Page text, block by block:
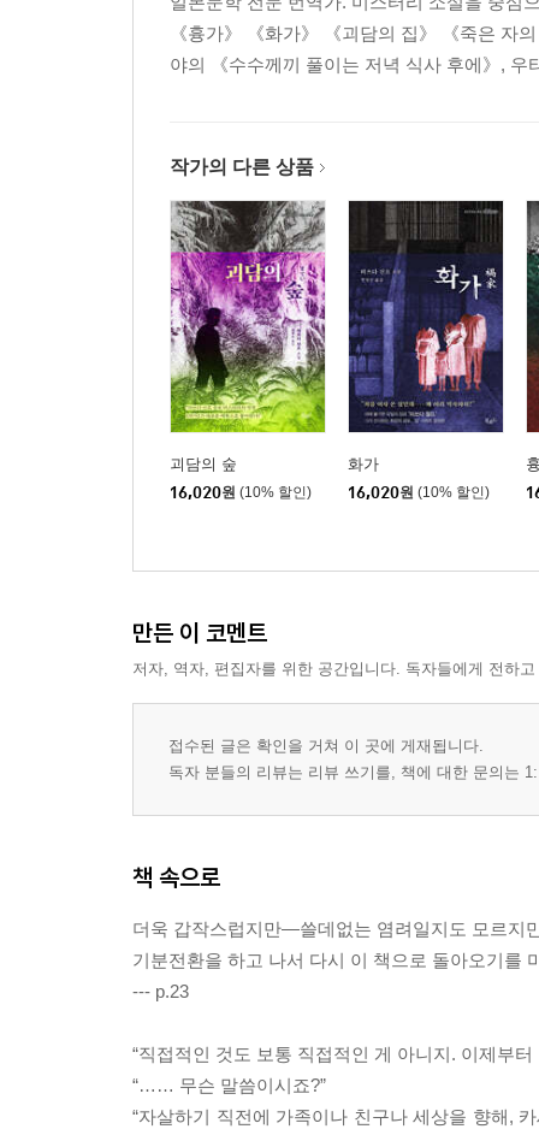
《흉가》 《화가》 《괴담의 집》 《죽은 자
야의 《수수께끼 풀이는 저녁 식사 후에》,
작가의 다른 상품
괴담의 숲
16,020원 (10% 할인)
화가
16,020원 (10% 할인)
만든 이 코멘트
저자, 역자, 편집자를 위한 공간입니다. 독자들에게 전하
접수된 글은 확인을 거쳐 이 곳에 게재됩니다.
독자 분들의 리뷰는 리뷰 쓰기를, 책에 대한 문의는
책 속으로
더욱 갑작스럽지만―쓸데없는 염려일지도 모르지
기분전환을 하고 나서 다시 이 책으로 돌아오기를
--- p.23
“직접적인 것도 보통 직접적인 게 아니지. 이제부
“…… 무슨 말씀이시죠?”
“자살하기 직전에 가족이나 친구나 세상을 향해,